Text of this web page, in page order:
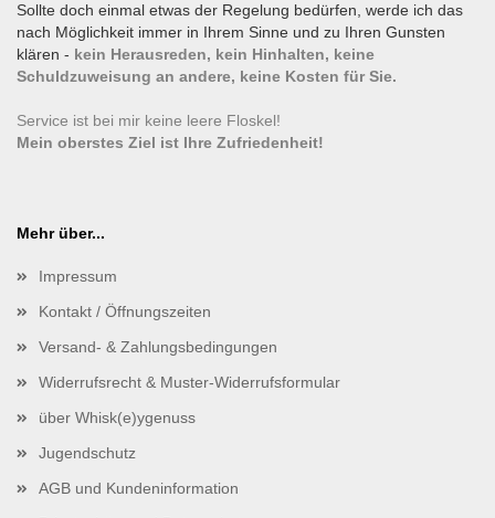
Sollte doch einmal etwas der Regelung bedürfen, werde ich das
nach Möglichkeit immer in Ihrem Sinne und zu Ihren Gunsten
klären - kein Herausreden, kein Hinhalten, keine
Schuldzuweisung an andere, keine Kosten für Sie.
Service ist bei mir keine leere Floskel!
Mein oberstes Ziel ist Ihre Zufriedenheit!
Mehr über...
Impressum
Kontakt / Öffnungszeiten
Versand- & Zahlungsbedingungen
Widerrufsrecht & Muster-Widerrufsformular
über Whisk(e)ygenuss
Jugendschutz
AGB und Kundeninformation